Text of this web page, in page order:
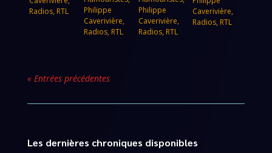
Radios, RTL
Philippe
Caverivière,
Radios, RTL
Philippe
Caverivière,
Radios, RTL
Caverivière,
Radios, RTL
« Entrées précédentes
Les dernières chroniques disponibles